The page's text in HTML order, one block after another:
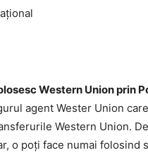
Western Union prin
agent Wester Union
Western Union.
o poţi face numai folosind